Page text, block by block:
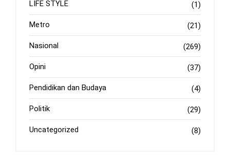
LIFE STYLE (1)
Metro (21)
Nasional (269)
Opini (37)
Pendidikan dan Budaya (4)
Politik (29)
Uncategorized (8)